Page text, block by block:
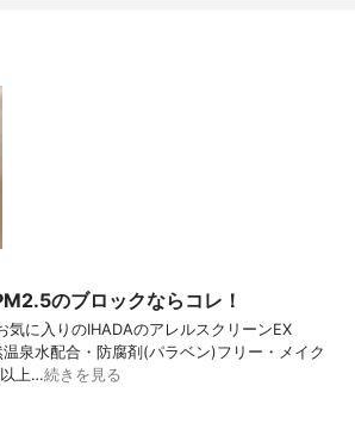
のブロックならコレ！
気に入りのIHADAのアレルスクリーンEX
泉水配合・防腐剤(パラベン)フリー・メイク
上…続きを見る